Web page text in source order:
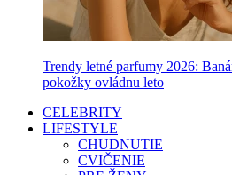
Trendy letné parfumy 2026:
pokožky ovládnu leto
CELEBRITY
LIFESTYLE
CHUDNUTIE
CVIČENIE